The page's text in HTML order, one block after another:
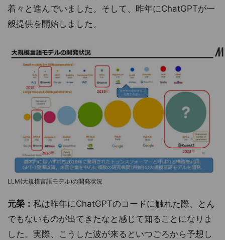
着々と進んでいました。そして、昨年にChatGPTが一
般提供を開始しました。
LLM(大規模言語モデル)の開発状況
元榮： 私は昨年にChatGPTのコードに触れた際、とん
でもないものが出てきたなと感じて知ることになりま
した。実際、こうした波が来るといつごろから予想し